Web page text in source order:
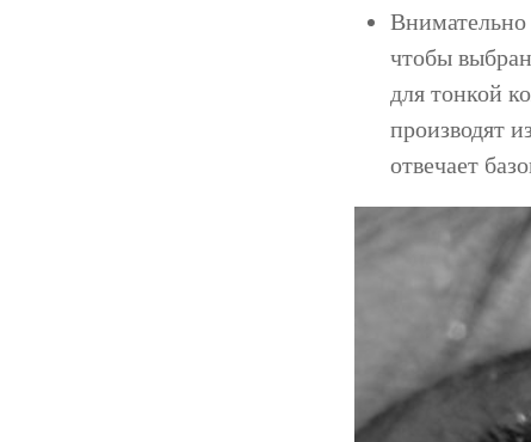
Внимательно
чтобы
для тонкой
производят
отвечает